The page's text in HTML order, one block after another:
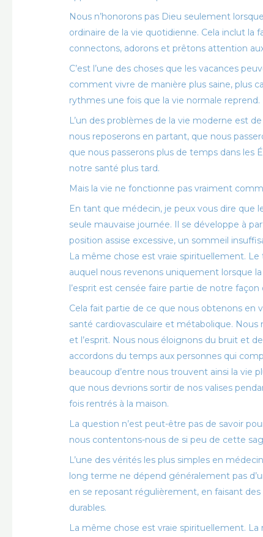
Nous n’honorons pas Dieu seulement
ordinaire de la vie quotidienne. Cela inclut la
connectons, adorons et prêtons attention
C’est l’une des choses que les vacances
comment vivre de manière plus saine, plus
rythmes une fois que la vie normale reprend.
L’un des problèmes de la vie moderne est
nous reposerons en partant, que nous
que nous passerons plus de temps dans les
notre santé plus tard.
Mais la vie ne fonctionne pas vraiment
En tant que médecin, je peux vous dire que
seule mauvaise journée. Il se développe à
position assise excessive, un sommeil
La même chose est vraie spirituellement.
auquel nous revenons uniquement lorsque
l’esprit est censée faire partie de notre façon
Cela fait partie de ce que nous obtenons en
santé cardiovasculaire et métabolique.
et l’esprit. Nous nous éloignons du bruit et
accordons du temps aux personnes qui
beaucoup d’entre nous trouvent ainsi la vie
que nous devrions sortir de nos valises
fois rentrés à la maison.
La question n’est peut-être pas de savoir
nous contentons-nous de si peu de cette
L’une des vérités les plus simples en
long terme ne dépend généralement pas
en se reposant régulièrement, en faisant
durables.
La même chose est vraie spirituellement.